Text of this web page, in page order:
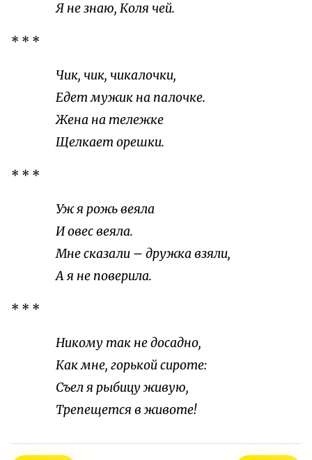
Я не знаю, Коля чей.
* * *
Чик, чик, чикалочки,
Едет мужик на палочке.
Жена на тележке
Щелкает орешки.
* * *
Уж я рожь веяла
И овес веяла.
Мне сказали – дружка взяли,
А я не поверила.
* * *
Никому так не досадно,
Как мне, горькой сироте:
Съел я рыбицу живую,
Трепещется в животе!